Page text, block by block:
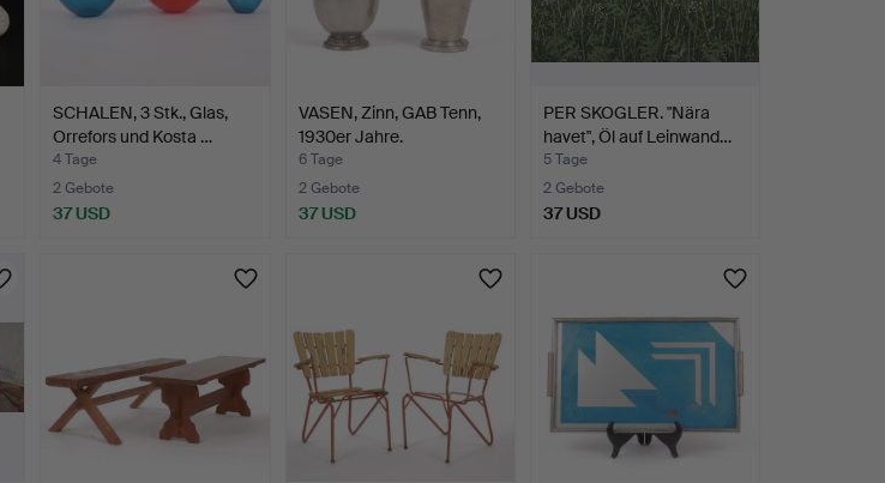
SCHALEN, 3 Stk., Glas,
Orrefors und Kosta …
4 Tage
2 Gebote
37 USD
VASEN, Zinn, GAB Tenn,
1930er Jahre.
6 Tage
2 Gebote
37 USD
PER SKOGLER. "Nära
havet", Öl auf Leinwand…
5 Tage
2 Gebote
37 USD